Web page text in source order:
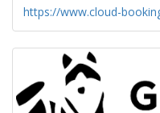
https://www.cloud-